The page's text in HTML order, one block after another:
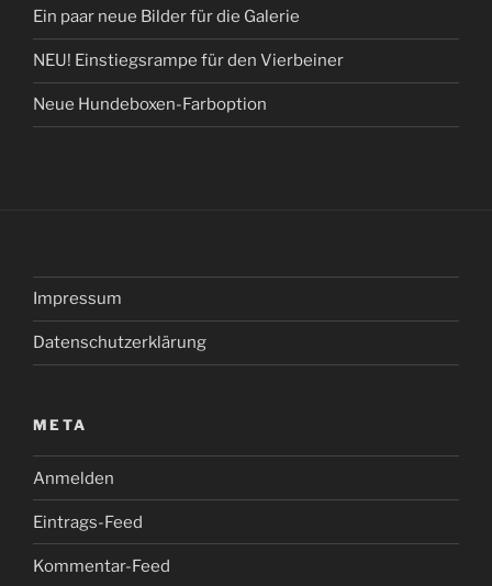
Ein paar neue Bilder für die Galerie
NEU! Einstiegsrampe für den Vierbeiner
Neue Hundeboxen-Farboption
Impressum
Datenschutzerklärung
META
Anmelden
Eintrags-Feed
Kommentar-Feed